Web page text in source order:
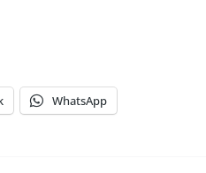
WhatsApp